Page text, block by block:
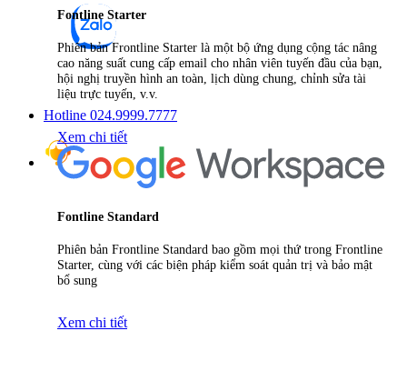
Hotline 024.9999.7777
Fontline Starter
Phiên bản Frontline Starter là một bộ ứng dụng cộng tác nâng
cao năng suất cung cấp email cho nhân viên tuyến đầu của bạn,
hội nghị truyền hình an toàn, lịch dùng chung, chỉnh sửa tài
liệu trực tuyến, v.v.
Xem chi tiết
Fontline Standard
Phiên bản Frontline Standard bao gồm mọi thứ trong Frontline
Starter, cùng với các biện pháp kiểm soát quản trị và bảo mật
bổ sung
Xem chi tiết